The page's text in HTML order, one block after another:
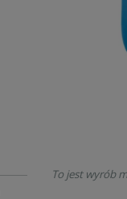
To jest wyrób